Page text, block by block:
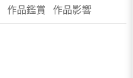
作品鑑賞 作品影響